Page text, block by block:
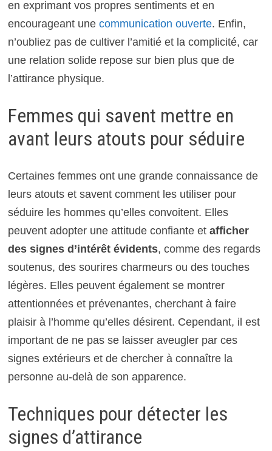
en exprimant vos propres sentiments et en
encourageant une communication ouverte. Enfin,
n’oubliez pas de cultiver l’amitié et la complicité, car
une relation solide repose sur bien plus que de
l’attirance physique.
Femmes qui savent mettre en
avant leurs atouts pour séduire
Certaines femmes ont une grande connaissance de
leurs atouts et savent comment les utiliser pour
séduire les hommes qu’elles convoitent. Elles
peuvent adopter une attitude confiante et afficher
des signes d’intérêt évidents, comme des regards
soutenus, des sourires charmeurs ou des touches
légères. Elles peuvent également se montrer
attentionnées et prévenantes, cherchant à faire
plaisir à l’homme qu’elles désirent. Cependant, il est
important de ne pas se laisser aveugler par ces
signes extérieurs et de chercher à connaître la
personne au-delà de son apparence.
Techniques pour détecter les
signes d’attirance